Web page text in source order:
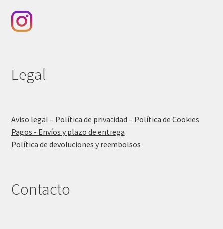
Legal
Aviso legal – Política de privacidad – Política de Cookies
Pagos - Envíos y plazo de entrega
Política de devoluciones y reembolsos
Contacto